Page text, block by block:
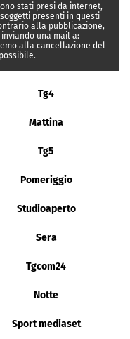
stati presi da internet,
presenti in questi
alla pubblicazione,
una mail a:
alla cancellazione del
Tg4
Mattina
Tg5
Pomeriggio
Studioaperto
Sera
Tgcom24
Notte
Sport mediaset